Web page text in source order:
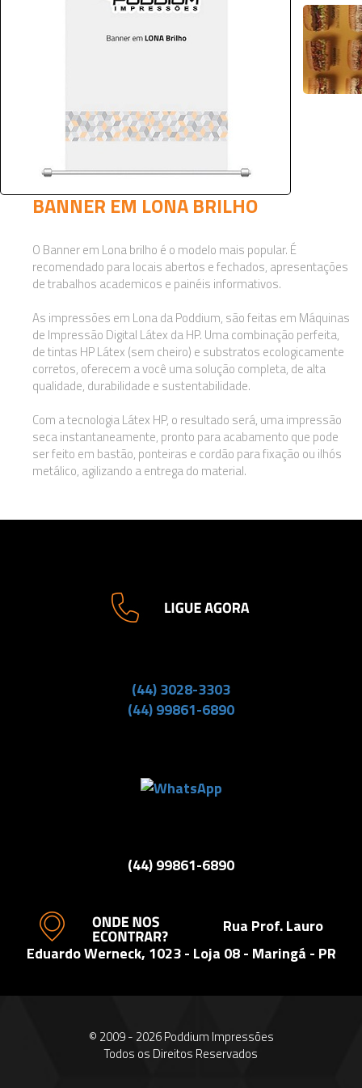
BANNER EM LONA BRILHO
O Banner em Lona brilho é o modelo mais popular. É
recomendado para locais abertos e fechados, apresentações
de trabalhos academicos e painéis informativos.
As impressões em Lona da Poddium, são feitas em Máquinas
de Impressão Digital Látex da HP. Uma combinação perfeita,
de tintas HP Látex (sem cheiro) e substratos ecologicamente
corretos, oferecem a você uma solução completa, de alta
qualidade, durabilidade e sustentabilidade.
Com a tecnologia Látex HP, o resultado será, uma impressão
seca instantaneamente, pronto para acabamento que pode
ser feito em bastão, ponteiras e cordão para fixação ou ilhós
metálico, agilizando a entrega do material.
(44) 3028-3303
(44) 99861-6890
(44) 99861-6890
Rua Prof. Lauro
Eduardo Werneck, 1023 - Loja 08 - Maringá - PR
© 2009 - 2026 Poddium Impressões
Todos os Direitos Reservados